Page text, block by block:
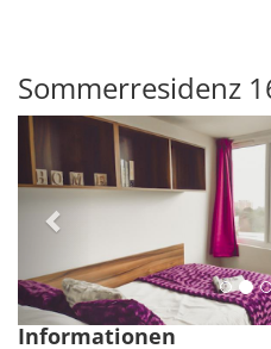
Sommerresidenz
Previous
Informationen